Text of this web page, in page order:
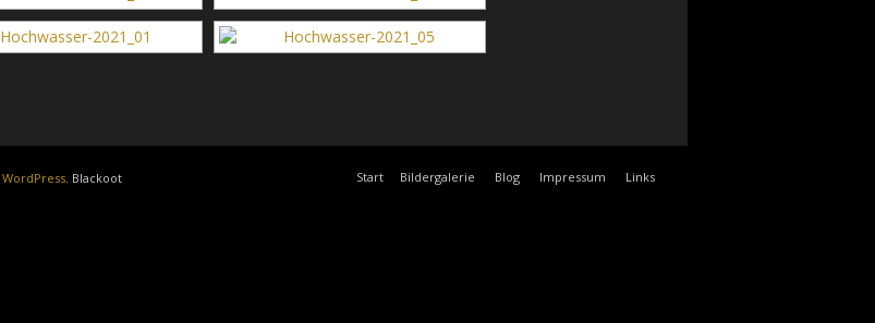
WordPress. Blackoot
Start Bildergalerie Blog Impressum Links